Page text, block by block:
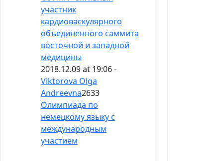
участник
кардиоваскулярного
объединенного саммита
восточной и западной
медицины
2018.12.09 at 19:06 -
Viktorova Olga
Andreevna2633
Олимпиада по
немецкому языку с
международным
участием